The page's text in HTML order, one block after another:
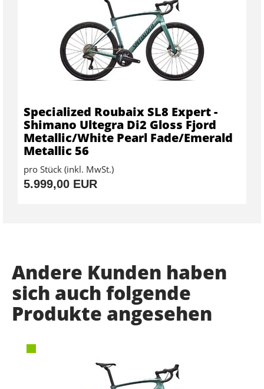
Specialized Roubaix SL8 Expert -
Shimano Ultegra Di2 Gloss Fjord
Metallic/White Pearl Fade/Emerald
Metallic 56
pro Stück (inkl. MwSt.)
5.999,00 EUR
Andere Kunden haben
sich auch folgende
Produkte angesehen